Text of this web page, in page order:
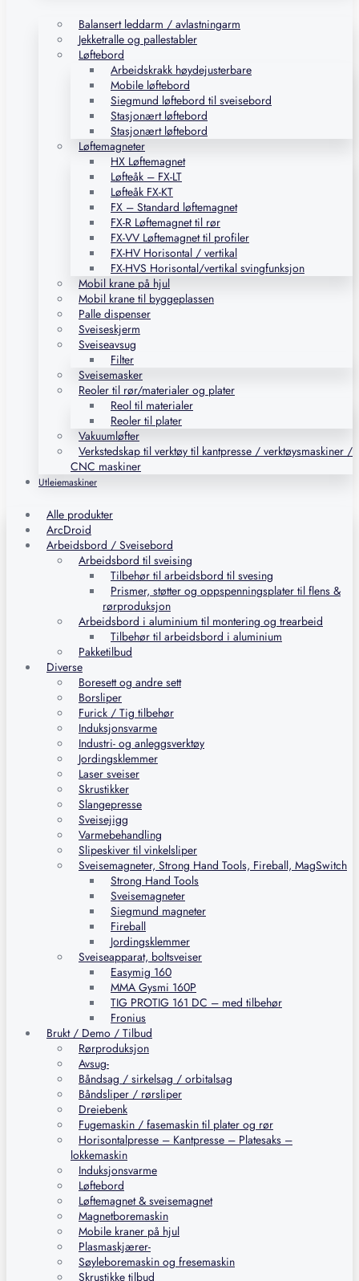
Balansert leddarm / avlastningarm
Jekketralle og pallestabler
Løftebord
Arbeidskrakk høydejusterbare
Mobile løftebord
Siegmund løftebord til sveisebord
Stasjonært løftebord
Stasjonært løftebord
Løftemagneter
HX Løftemagnet
Løfteåk – FX-LT
Løfteåk FX-KT
FX – Standard løftemagnet
FX-R Løftemagnet til rør
FX-VV Løftemagnet til profiler
FX-HV Horisontal / vertikal
FX-HVS Horisontal/vertikal svingfunksjon
Mobil krane på hjul
Mobil krane til byggeplassen
Palle dispenser
Sveiseskjerm
Sveiseavsug
Filter
Sveisemasker
Reoler til rør/materialer og plater
Reol til materialer
Reoler til plater
Vakuumløfter
Verkstedskap til verktøy til kantpresse / verktøysmaskiner /
CNC maskiner
Utleiemaskiner
Alle produkter
ArcDroid
Arbeidsbord / Sveisebord
Arbeidsbord til sveising
Tilbehør til arbeidsbord til svesing
Prismer, støtter og oppspenningsplater til flens &
rørproduksjon
Arbeidsbord i aluminium til montering og trearbeid
Tilbehør til arbeidsbord i aluminium
Pakketilbud
Diverse
Boresett og andre sett
Borsliper
Furick / Tig tilbehør
Induksjonsvarme
Industri- og anleggsverktøy
Jordingsklemmer
Laser sveiser
Skrustikker
Slangepresse
Sveisejigg
Varmebehandling
Slipeskiver til vinkelsliper
Sveisemagneter, Strong Hand Tools, Fireball, MagSwitch
Strong Hand Tools
Sveisemagneter
Siegmund magneter
Fireball
Jordingsklemmer
Sveiseapparat, boltsveiser
Easymig 160
MMA Gysmi 160P
TIG PROTIG 161 DC – med tilbehør
Fronius
Brukt / Demo / Tilbud
Rørproduksjon
Avsug-
Båndsag / sirkelsag / orbitalsag
Båndsliper / rørsliper
Dreiebenk
Fugemaskin / fasemaskin til plater og rør
Horisontalpresse – Kantpresse – Platesaks –
lokkemaskin
Induksjonsvarme
Løftebord
Løftemagnet & sveisemagnet
Magnetboremaskin
Mobile kraner på hjul
Plasmaskjærer-
Søyleboremaskin og fresemaskin
Skrustikke tilbud